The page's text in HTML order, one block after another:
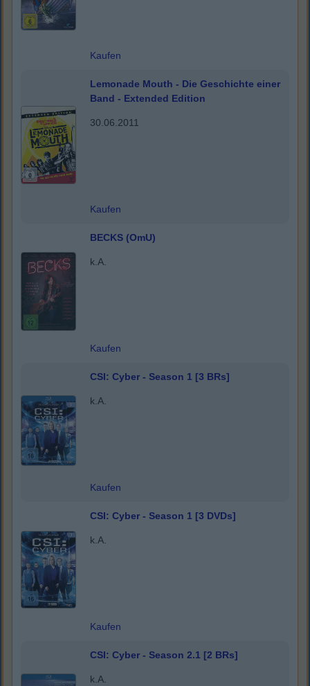
Kaufen
Lemonade Mouth - Die Geschichte einer
Band - Extended Edition
30.06.2011
Kaufen
BECKS (OmU)
k.A.
Kaufen
CSI: Cyber - Season 1 [3 BRs]
k.A.
Kaufen
CSI: Cyber - Season 1 [3 DVDs]
k.A.
Kaufen
CSI: Cyber - Season 2.1 [2 BRs]
k.A.